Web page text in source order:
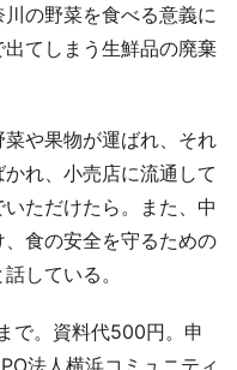
の野菜を食べる意義に
てしまう生鮮品の廃棄
や果物が運ばれ、それ
れ、小売店に流通して
ただけたら。また、中
食の安全を守るための
している。
で。資料代500円。申
法人横浜コミュニティ